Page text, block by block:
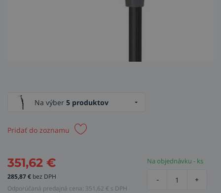
Na výber 5 produktov
Pridať do zoznamu
351,62 €
285,87€ bez DPH
Odporúčaná predajná cena: 351,62 € s DPH
Na objednávku - ks
- +